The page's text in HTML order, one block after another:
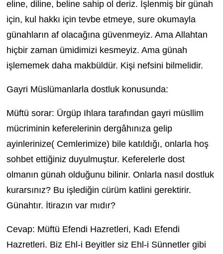
eline, diline, beline sahip ol deriz. İşlenmiş bir günah
için, kul hakkı için tevbe etmeye, sure okumayla
günahların af olacağına güvenmeyiz. Ama Allahtan
hiçbir zaman ümidimizi kesmeyiz. Ama günah
işlememek daha makbüldür. Kişi nefsini bilmelidir.
Gayri Müslümanlarla dostluk konusunda:
Müftü sorar: Ürgüp Ihlara tarafından gayri müsllim
mücriminin keferelerinin dergâhınıza gelip
ayinlerinize( Cemlerimize) bile katıldığı, onlarla hoş
sohbet ettiğiniz duyulmuştur. Keferelerle dost
olmanın günah olduğunu bilinir. Onlarla nasıl dostluk
kurarsınız? Bu işlediğin cürüm katlini gerektirir.
Günahtır. İtirazın var mıdır?
Cevap: Müftü Efendi Hazretleri, Kadı Efendi
Hazretleri. Biz Ehl-i Beyitler siz Ehl-i Sünnetler gibi